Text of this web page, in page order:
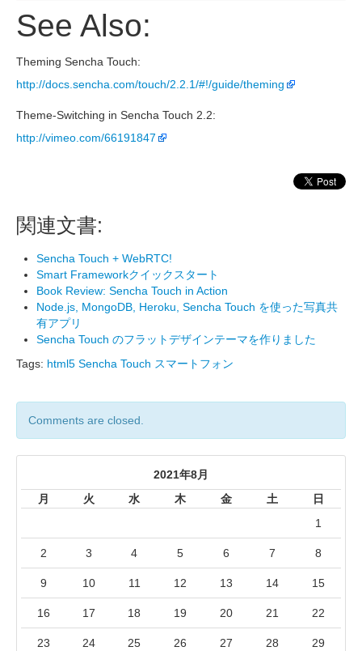
See Also:
Theming Sencha Touch:
http://docs.sencha.com/touch/2.2.1/#!/guide/theming
Theme-Switching in Sencha Touch 2.2:
http://vimeo.com/66191847
関連文書:
Sencha Touch + WebRTC!
Smart Frameworkクイックスタート
Book Review: Sencha Touch in Action
Node.js, MongoDB, Heroku, Sencha Touch を使った写真共
有アプリ
Sencha Touch のフラットデザインテーマを作りました
Tags: html5 Sencha Touch スマートフォン
Comments are closed.
2021年8月
月
火 水 木 金 土 日
1
2 3 4 5 6 7 8
9 10 11 12 13 14 15
16 17 18 19 20 21 22
23 24 25 26 27 28 29